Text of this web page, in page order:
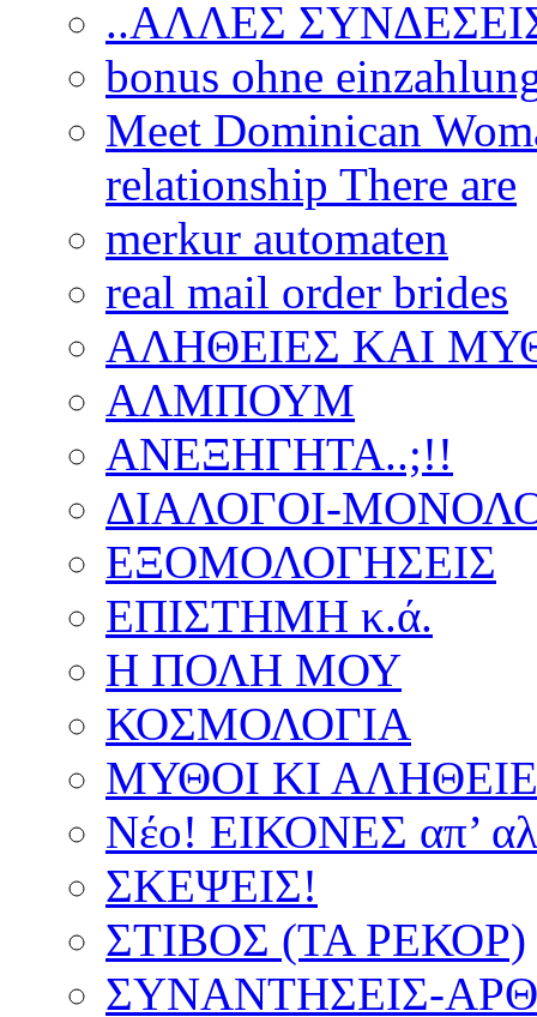
..ΑΛΛΕΣ
bonus ohne
Meet Dominican
relationship There are
merkur automaten
real mail order brides
ΑΛΗΘΕΙΕΣ ΚΑΙ
ΑΛΜΠΟΥΜ
ΑΝΕΞΗΓΗΤΑ..;!!
ΔΙΑΛΟΓΟΙ-
ΕΞΟΜΟΛΟΓΗΣΕΙΣ
ΕΠΙΣΤΗΜΗ κ.ά.
Η ΠΟΛΗ ΜΟΥ
ΚΟΣΜΟΛΟΓΙΑ
ΜΥΘΟΙ ΚΙ
Νέο! ΕΙΚΟΝΕΣ απ’
ΣΚΕΨΕΙΣ!
ΣΤΙΒΟΣ (ΤΑ ΡΕΚΟΡ)
ΣΥΝΑΝΤΗΣΕΙΣ-